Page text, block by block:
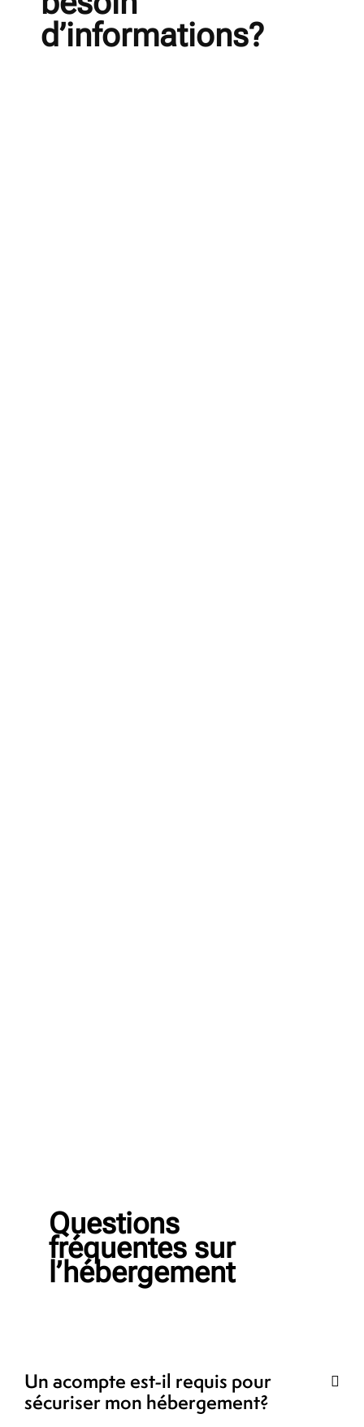
d’informations?
Questions
fréquentes sur
l’hébergement
Un acompte est-il requis pour
sécuriser mon hébergement?